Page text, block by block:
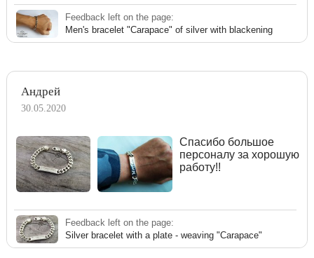
Feedback left on the page:
Men's bracelet "Carapace" of silver with blackening
Андрей
30.05.2020
Спасибо большое
персоналу за хорошую
работу!!
Feedback left on the page:
Silver bracelet with a plate - weaving "Carapace"